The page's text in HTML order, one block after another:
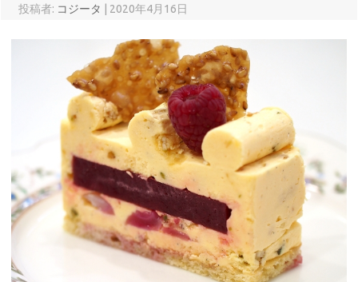
投稿者: コジータ 2020年4月16日